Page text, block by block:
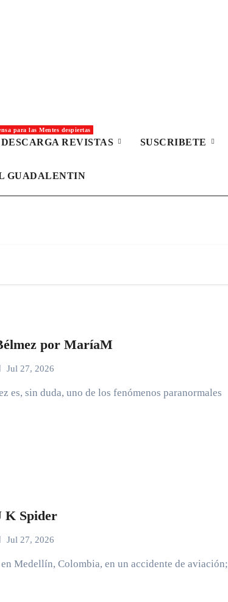
para las Mentes despiertas
DESCARGA REVISTAS SUSCRIBETE
GUADALENTIN
por MaríaM
Jul 27, 2026
es, sin duda, uno de los fenómenos paranormales
K Spider
Jul 27, 2026
Medellín, Colombia, en un accidente de aviación;